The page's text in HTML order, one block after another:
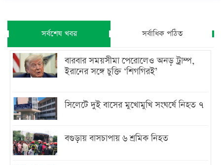
সর্বশেষ খবর সর্বাধিক পঠিত
বারবার সময়সীমা পেরোলেও অনড় ট্রাম্প,
ইরানের সঙ্গে চুক্তি ‘শিগগিরই’
সিলেটে দুই বাসের মুখোমুখি সংঘর্ষে নিহত ৭
বগুড়ায় বাসচাপায় ৬ শ্রমিক নিহত